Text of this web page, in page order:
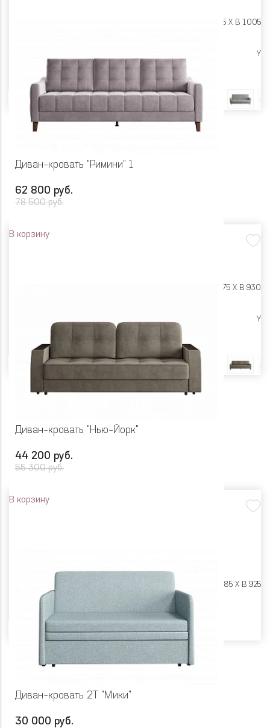
Ш 2190 X Г 995 X В 1005
Y
Диван-кровать "Римини" 1
62 800 руб.
78 500 руб.
В корзину
Ш 2215 X Г 975 X В 930
Y
Диван-кровать "Нью-Йорк"
44 200 руб.
55 300 руб.
В корзину
Ш 2300 X Г 885 X В 925
Диван-кровать 2Т "Мики"
30 000 руб.